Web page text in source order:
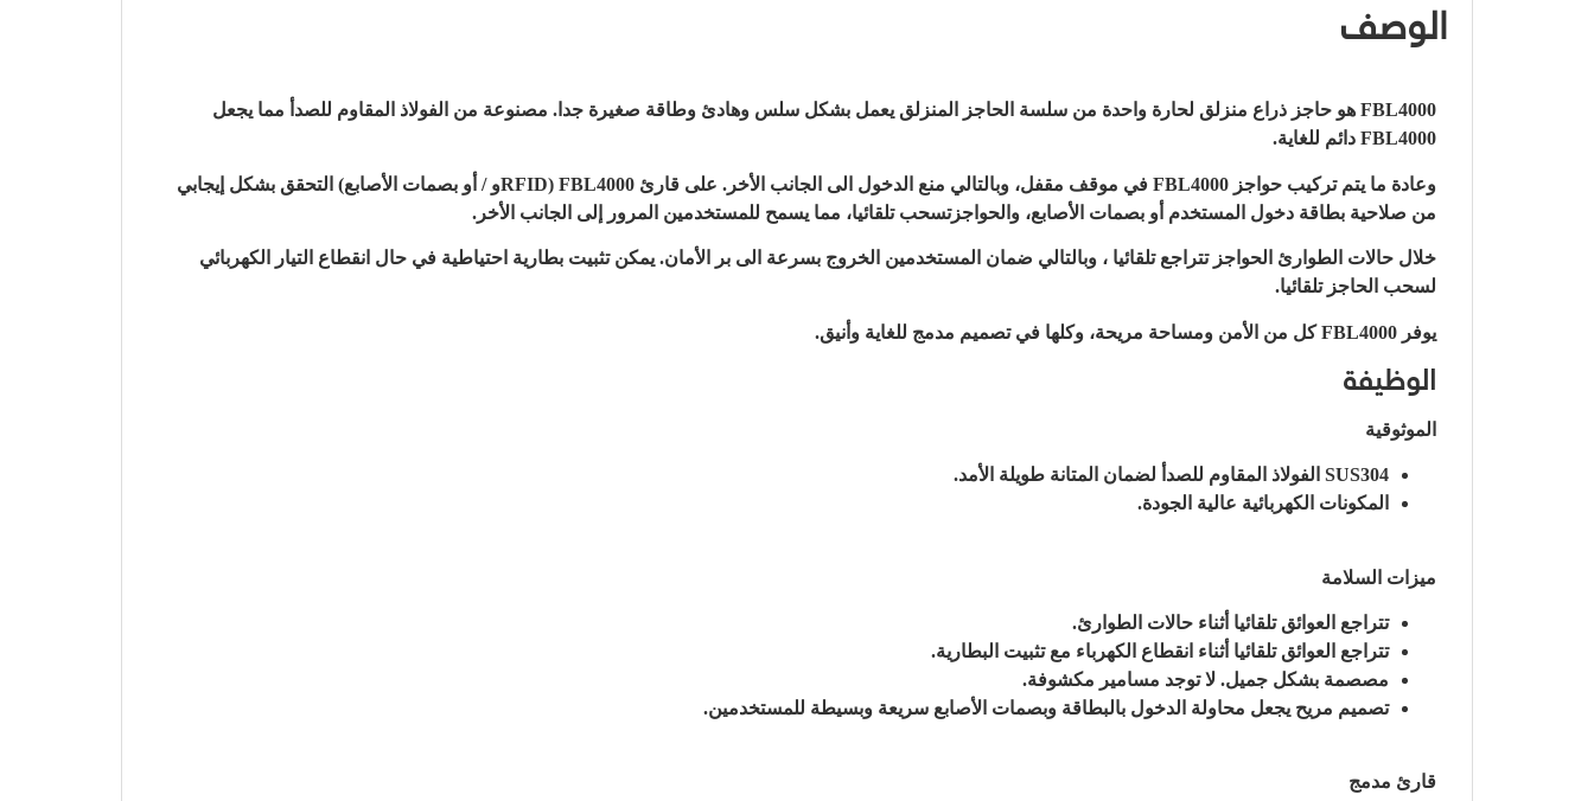
الوصف
FBL4000 هو حاجز ذراع منزلق لحارة واحدة من سلسة الحاجز المنزلق يعمل بشكل سلس وهادئ وطاقة صغيرة جدا. مصنوعة من الفولاذ المقاوم للصدأ مما يجعل
FBL4000 دائم للغاية.
وعادة ما يتم تركيب حواجز FBL4000 في موقف مقفل، وبالتالي منع الدخول الى الجانب الأخر. على قارئ FBL4000 (RFIDو / أو بصمات الأصابع) التحقق بشكل إيجابي
من صلاحية بطاقة دخول المستخدم أو بصمات الأصابع، والحواجزتسحب تلقائيا، مما يسمح للمستخدمين المرور إلى الجانب الأخر.
خلال حالات الطوارئ الحواجز تتراجع تلقائيا ، وبالتالي ضمان المستخدمين الخروج بسرعة الى بر الأمان. يمكن تثبيت بطارية احتياطية في حال انقطاع التيار الكهربائي
لسحب الحاجز تلقائيا.
يوفر FBL4000 كل من الأمن ومساحة مريحة، وكلها في تصميم مدمج للغاية وأنيق.
الوظيفة
الموثوقية
SUS304 الفولاذ المقاوم للصدأ لضمان المتانة طويلة الأمد.
المكونات الكهربائية عالية الجودة.
ميزات السلامة
تتراجع العوائق تلقائیا أثناء حالات الطوارئ.
تتراجع العوائق تلقائیا أثناء انقطاع الکھرباء مع تثبیت البطاریة.
مصصمة بشكل جميل. لا توجد مسامير مكشوفة.
تصميم مريح يجعل محاولة الدخول بالبطاقة وبصمات الأصابع سريعة وبسيطة للمستخدمين.
قارئ مدمج